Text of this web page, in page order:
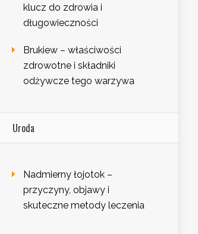
klucz do zdrowia i
długowieczności
Brukiew – właściwości
zdrowotne i składniki
odżywcze tego warzywa
Uroda
Nadmierny łojotok –
przyczyny, objawy i
skuteczne metody leczenia